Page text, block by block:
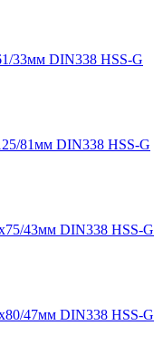
33мм DIN338 HSS-G
81мм DIN338 HSS-G
43мм DIN338 HSS-G
47мм DIN338 HSS-G